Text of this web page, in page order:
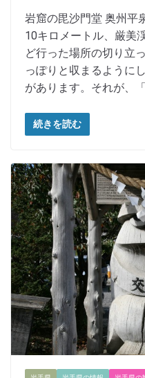
岩窟の毘沙門堂 奥州平
10キロメートル、厳美
ど行った場所の切り立
っぽりと収まるように
があります。それが、
続きを読む